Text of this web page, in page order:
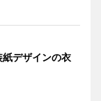
デザインの衣